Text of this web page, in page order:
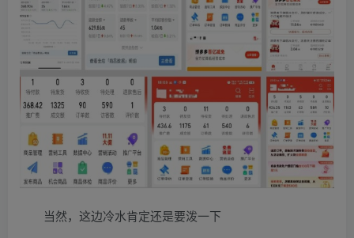
当然，这边冷水肯定还是要泼一下